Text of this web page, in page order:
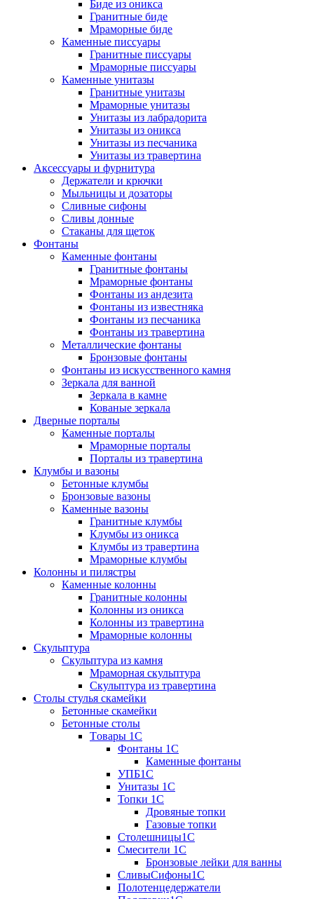
Биде из оникса
Гранитные биде
Мраморные биде
Каменные писсуары
Гранитные писсуары
Мраморные писсуары
Каменные унитазы
Гранитные унитазы
Мраморные унитазы
Унитазы из лабрадорита
Унитазы из оникса
Унитазы из песчаника
Унитазы из травертина
Аксессуары и фурнитура
Держатели и крючки
Мыльницы и дозаторы
Сливные сифоны
Сливы донные
Стаканы для щеток
Фонтаны
Каменные фонтаны
Гранитные фонтаны
Мраморные фонтаны
Фонтаны из андезита
Фонтаны из известняка
Фонтаны из песчаника
Фонтаны из травертина
Металлические фонтаны
Бронзовые фонтаны
Фонтаны из искусственного камня
Зеркала для ванной
Зеркала в камне
Кованые зеркала
Дверные порталы
Каменные порталы
Мраморные порталы
Порталы из травертина
Клумбы и вазоны
Бетонные клумбы
Бронзовые вазоны
Каменные вазоны
Гранитные клумбы
Клумбы из оникса
Клумбы из травертина
Мраморные клумбы
Колонны и пилястры
Каменные колонны
Гранитные колонны
Колонны из оникса
Колонны из травертина
Мраморные колонны
Скульптура
Скульптура из камня
Мраморная скульптура
Скульптура из травертина
Столы стулья скамейки
Бетонные скамейки
Бетонные столы
Tовары 1C
Фонтаны 1C
Каменные фонтаны
УПБ1С
Унитазы 1С
Топки 1С
Дровяные топки
Газовые топки
Столешницы1С
Смесители 1С
Бронзовые лейки для ванны
СливыСифоны1С
Полотенцедержатели